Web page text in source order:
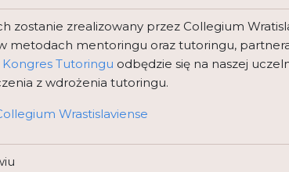
zostanie zrealizowany przez Collegium
metodach mentoringu oraz tutoringu,
Tutoringu odbędzie się na naszej
z wdrożenia tutoringu.
Wrastislaviense